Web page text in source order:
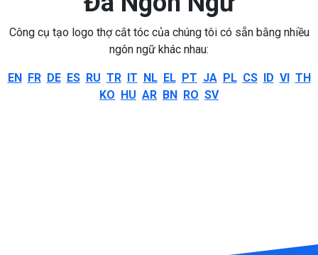
Công cụ tạo logo thợ cắt tóc của chúng tôi có sẵn bằng nhiều
ngôn ngữ khác nhau:
EN FR DE ES RU TR IT NL EL PT JA PL CS ID VI TH
KO HU AR BN RO SV